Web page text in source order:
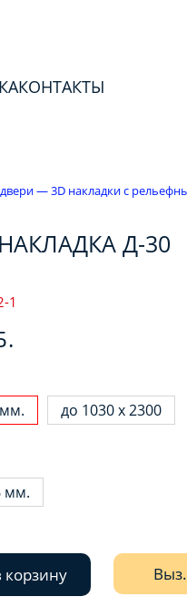
КОНТАКТЫ
— 3D накладки с
Д-30
1
до 1030 х 2300
мм.